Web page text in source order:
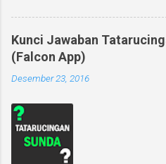
Kunci Jawaban
(Falcon App)
Desember 23, 2016